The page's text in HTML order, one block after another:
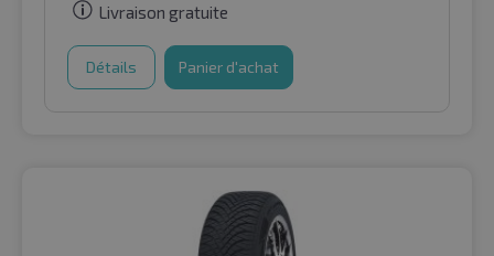
Livraison gratuite
Détails Panier d'achat